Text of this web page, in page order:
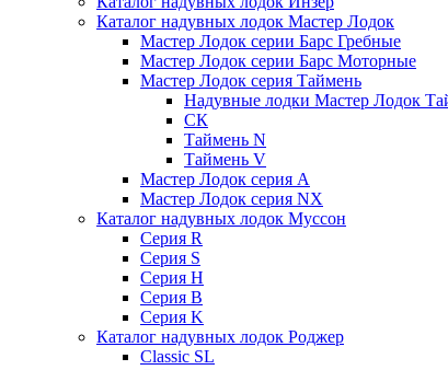
Каталог надувных лодок Мастер Лодок
Мастер Лодок серии Барс Гребные
Мастер Лодок серии Барс Моторные
Мастер Лодок серия Таймень
Надувные лодки Мастер Лодок
СК
Таймень N
Таймень V
Мастер Лодок серия А
Мастер Лодок серия NX
Каталог надувных лодок Муссон
Серия R
Серия S
Серия H
Серия B
Серия K
Каталог надувных лодок Роджер
Classic SL